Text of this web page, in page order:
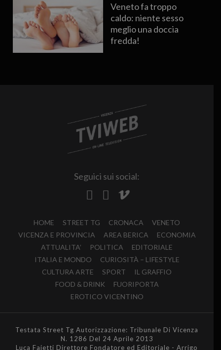
Veneto fa troppo
caldo: niente sesso
meglio una doccia
fredda!
Seguici sui social:
HOME STREET TG CRONACA
VENETO
VICENZA E PROVINCIA
AREA BERICA
ECONOMIA
ATTUALITA’
POLITICA
EDITORIALE
ITALIA E MONDO
CURIOSITÀ – LIFESTYLE
CULTURA ARTE
SPORT
IL GRAFFIO
FOOD & DRINK
FUORIPORTA
EROTICO VICENTINO
Testata Street Tg Autorizzazione: Tribunale Di Vicenza
N. 1286 Del 24 Aprile 2013
Luca Faietti Direttore Fondatore ed Editoriale - Arrigo